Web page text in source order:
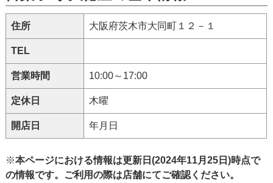
住所 大阪府茨木市大同町１２－１
TEL
営業時間 10:00～17:00
定休日 木曜
開店日 年月日
※本ページにおける情報は更新日(2024年11月25日)時点で
の情報です。ご利用の際は店舗にてご確認ください。